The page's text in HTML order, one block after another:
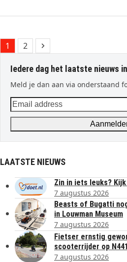
Page
1 Page
2 Next
Iedere dag het laatste nieuws
Meld je dan aan via onderstaand
Email
address
LAATSTE NIEUWS
Zin in iets leuks?
7 augustus 2026
Beasts of Bugatti
in Louwman Museum
7 augustus 2026
Fietser ernstig
scooterrijder op
7 augustus 2026